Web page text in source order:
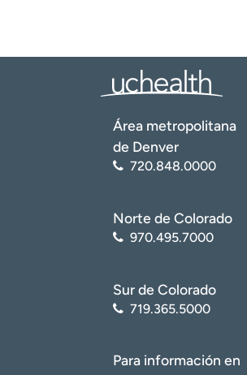
Área metropolitana
de Denver
720.848.0000
Norte de Colorado
970.495.7000
Sur de Colorado
719.365.5000
Para información en